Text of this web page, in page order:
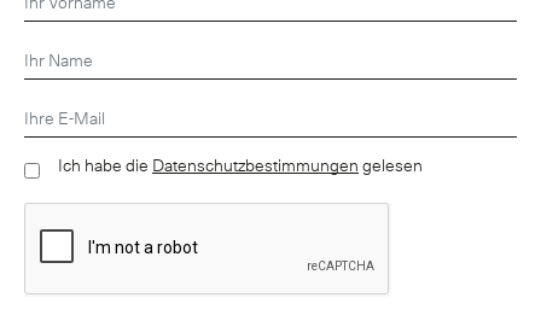
Ich habe die Datenschutzbestimmungengelesen